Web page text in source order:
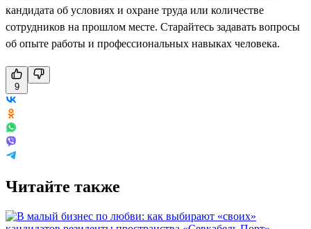
кандидата об условиях и охране труда или количестве
сотрудников на прошлом месте. Старайтесь задавать вопросы
об опыте работы и профессиональных навыках человека.
9
Читайте также